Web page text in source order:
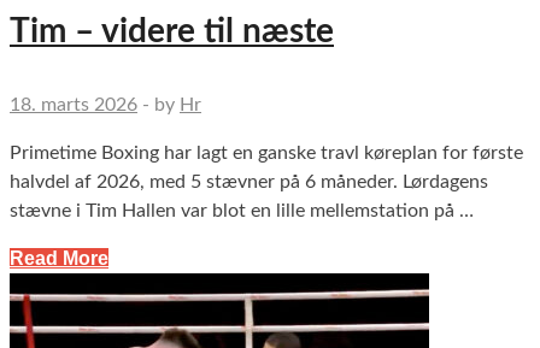
Tim – videre til næste
18. marts 2026 - by Hr
Primetime Boxing har lagt en ganske travl køreplan for første
halvdel af 2026, med 5 stævner på 6 måneder. Lørdagens
stævne i Tim Hallen var blot en lille mellemstation på …
Read More